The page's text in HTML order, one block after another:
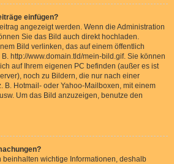
einfügen?
angezeigt werden. Wenn die Administration
Sie das Bild auch direkt hochladen.
Bild verlinken, das auf einem öffentlich
http://www.domain.tld/mein-bild.gif. Sie können
auf Ihrem eigenen PC befinden (außer es ist
noch zu Bildern, die nur nach einer
B. Hotmail- oder Yahoo-Mailboxen, mit einem
Um das Bild anzuzeigen, benutze den
wichtige Informationen, deshalb